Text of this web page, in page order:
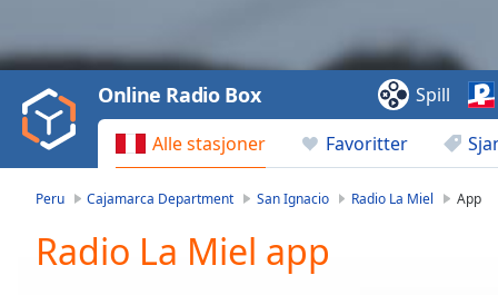
Play
Video
Play
Backward
Skip
Current
Time0:00
Alle stasjoner Favoritter
Online Radio Box Spill
Peru Cajamarca Department San Ignacio Radio La Miel App
Radio La Miel app